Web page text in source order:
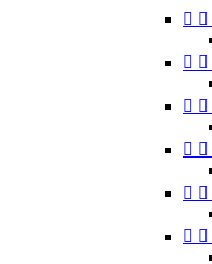
 
 
 
 
 
 